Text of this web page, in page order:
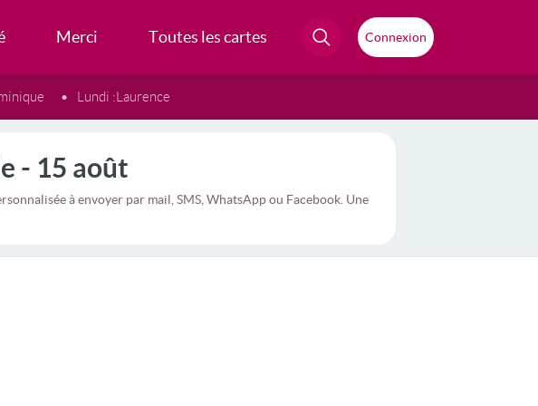
Merci Toutes les cartes Connexion
Lundi :Laurence
- 15 août
à envoyer par mail, SMS, WhatsApp ou Facebook. Une